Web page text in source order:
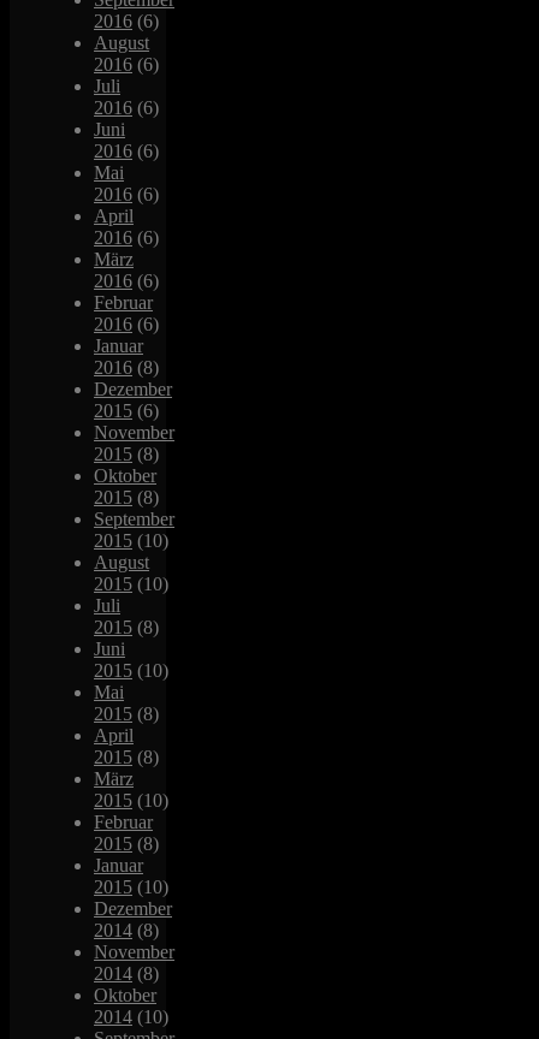
2016 (6)
August
2016 (6)
Juli
2016 (6)
Juni
2016 (6)
Mai
2016 (6)
April
2016 (6)
März
2016 (6)
Februar
2016 (6)
Januar
2016 (8)
Dezember
2015 (6)
November
2015 (8)
Oktober
2015 (8)
September
2015 (10)
August
2015 (10)
Juli
2015 (8)
Juni
2015 (10)
Mai
2015 (8)
April
2015 (8)
März
2015 (10)
Februar
2015 (8)
Januar
2015 (10)
Dezember
2014 (8)
November
2014 (8)
Oktober
2014 (10)